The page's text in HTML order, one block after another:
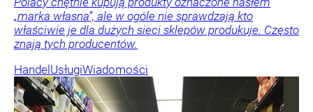
„marka własna”, ale w ogóle nie sprawdzają kto
właściwie je dla dużych sieci sklepów produkuje. Często
znają tych producentów.
Handel UsługiWiadomości